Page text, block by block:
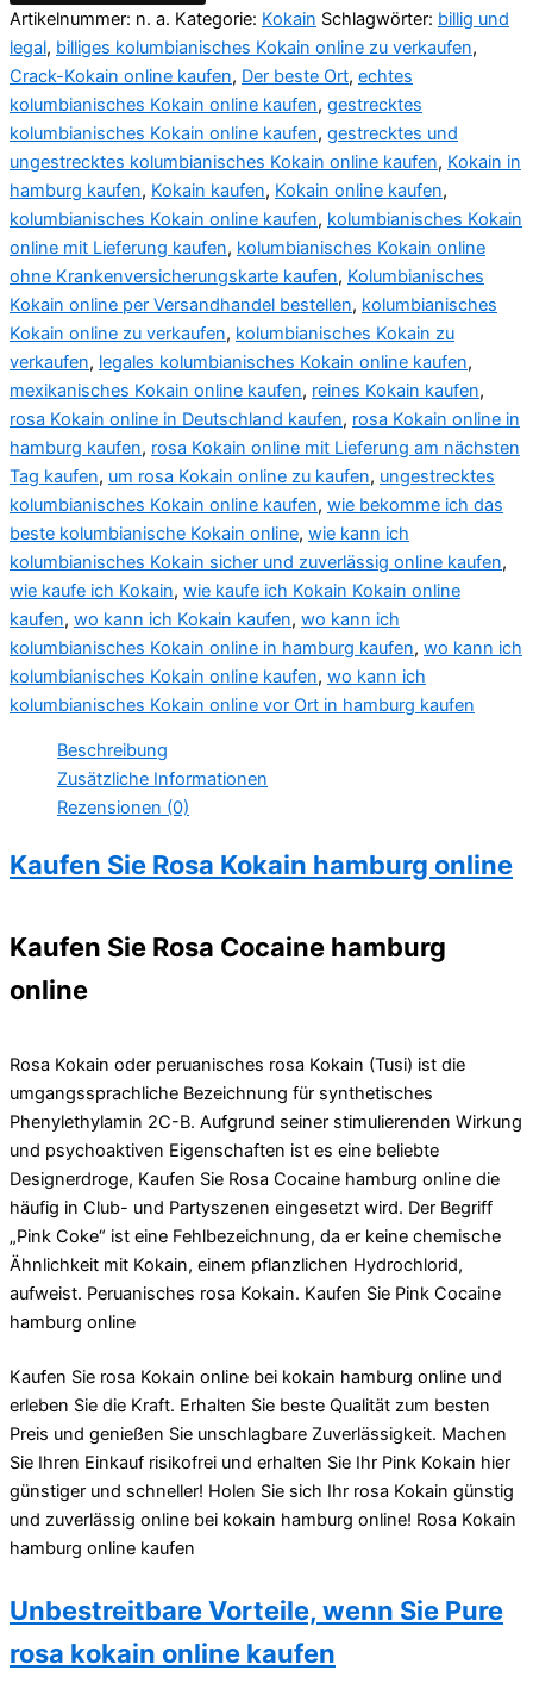
Menge
Artikelnummer: n. a. Kategorie: Kokain Schlagwörter: billig und
legal, billiges kolumbianisches Kokain online zu verkaufen,
Crack-Kokain online kaufen, Der beste Ort, echtes
kolumbianisches Kokain online kaufen, gestrecktes
kolumbianisches Kokain online kaufen, gestrecktes und
ungestrecktes kolumbianisches Kokain online kaufen, Kokain in
hamburg kaufen, Kokain kaufen, Kokain online kaufen,
kolumbianisches Kokain online kaufen, kolumbianisches Kokain
online mit Lieferung kaufen, kolumbianisches Kokain online
ohne Krankenversicherungskarte kaufen, Kolumbianisches
Kokain online per Versandhandel bestellen, kolumbianisches
Kokain online zu verkaufen, kolumbianisches Kokain zu
verkaufen, legales kolumbianisches Kokain online kaufen,
mexikanisches Kokain online kaufen, reines Kokain kaufen,
rosa Kokain online in Deutschland kaufen, rosa Kokain online in
hamburg kaufen, rosa Kokain online mit Lieferung am nächsten
Tag kaufen, um rosa Kokain online zu kaufen, ungestrecktes
kolumbianisches Kokain online kaufen, wie bekomme ich das
beste kolumbianische Kokain online, wie kann ich
kolumbianisches Kokain sicher und zuverlässig online kaufen,
wie kaufe ich Kokain, wie kaufe ich Kokain Kokain online
kaufen, wo kann ich Kokain kaufen, wo kann ich
kolumbianisches Kokain online in hamburg kaufen, wo kann ich
kolumbianisches Kokain online kaufen, wo kann ich
kolumbianisches Kokain online vor Ort in hamburg kaufen
Beschreibung
Zusätzliche Informationen
Rezensionen (0)
Kaufen Sie Rosa Kokain hamburg online
Kaufen Sie Rosa Cocaine hamburg
online
Rosa Kokain oder peruanisches rosa Kokain (Tusi) ist die
umgangssprachliche Bezeichnung für synthetisches
Phenylethylamin 2C-B. Aufgrund seiner stimulierenden Wirkung
und psychoaktiven Eigenschaften ist es eine beliebte
Designerdroge, Kaufen Sie Rosa Cocaine hamburg online die
häufig in Club- und Partyszenen eingesetzt wird. Der Begriff
„Pink Coke“ ist eine Fehlbezeichnung, da er keine chemische
Ähnlichkeit mit Kokain, einem pflanzlichen Hydrochlorid,
aufweist. Peruanisches rosa Kokain. Kaufen Sie Pink Cocaine
hamburg online
Kaufen Sie rosa Kokain online bei kokain hamburg online und
erleben Sie die Kraft. Erhalten Sie beste Qualität zum besten
Preis und genießen Sie unschlagbare Zuverlässigkeit. Machen
Sie Ihren Einkauf risikofrei und erhalten Sie Ihr Pink Kokain hier
günstiger und schneller! Holen Sie sich Ihr rosa Kokain günstig
und zuverlässig online bei kokain hamburg online! Rosa Kokain
hamburg online kaufen
Unbestreitbare Vorteile, wenn Sie Pure
rosa kokain online kaufen